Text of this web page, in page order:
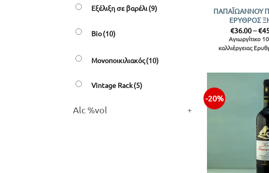
Εξέλιξη σε βαρέλι(9)
Bio(10)
Μονοποικιλιακός(10)
Vintage Rack(5)
Alc %vol +
ΠΑΠΑΪΩΑΝΝΟΥ
ΕΡΥΘΡΟΣ
€36.00–€
Αγιωργίτικο
καλλιέργειας
-20%